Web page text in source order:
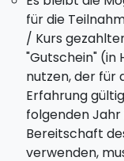
für die
/ Kurs
"Gutschein" (in
nutzen, der für
Erfahrung
folgenden Jahr
Bereitschaft
verwenden,